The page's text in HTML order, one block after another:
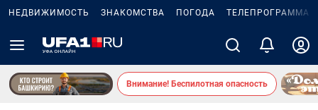
НЕДВИЖИМОСТЬ ЗНАКОМСТВА ПОГОДА ТЕЛЕПРОГРАММА
Внимание! Беспилотная опасность